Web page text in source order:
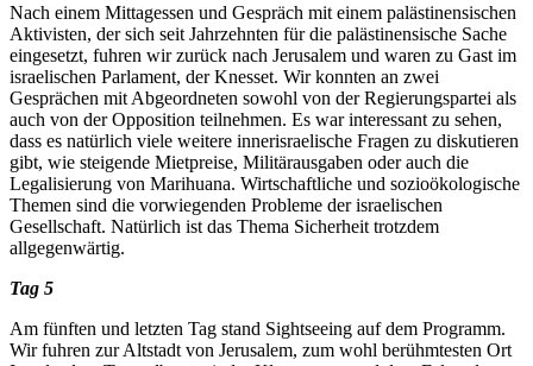
Nach einem Mittagessen und Gespräch mit einem palästinensischen
Aktivisten, der sich seit Jahrzehnten für die palästinensische Sache
eingesetzt, fuhren wir zurück nach Jerusalem und waren zu Gast im
israelischen Parlament, der Knesset. Wir konnten an zwei
Gesprächen mit Abgeordneten sowohl von der Regierungspartei als
auch von der Opposition teilnehmen. Es war interessant zu sehen,
dass es natürlich viele weitere innerisraelische Fragen zu diskutieren
gibt, wie steigende Mietpreise, Militärausgaben oder auch die
Legalisierung von Marihuana. Wirtschaftliche und sozioökologische
Themen sind die vorwiegenden Probleme der israelischen
Gesellschaft. Natürlich ist das Thema Sicherheit trotzdem
allgegenwärtig.
Tag 5
Am fünften und letzten Tag stand Sightseeing auf dem Programm.
Wir fuhren zur Altstadt von Jerusalem, zum wohl berühmtesten Ort